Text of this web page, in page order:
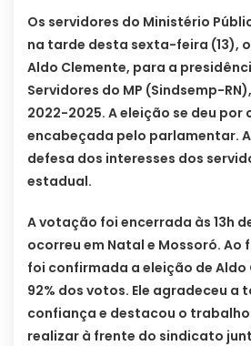
Os servidores do Ministério
na tarde desta sexta-feira (13),
Aldo Clemente, para a
Servidores do MP (Sindsemp-
2022-2025. A eleição se deu por
encabeçada pelo parlamentar.
defesa dos interesses dos
estadual.
A votação foi encerrada às 13h
ocorreu em Natal e Mossoró. Ao
foi confirmada a eleição de Aldo
92% dos votos. Ele agradeceu a
confiança e destacou o
realizar à frente do sindicato